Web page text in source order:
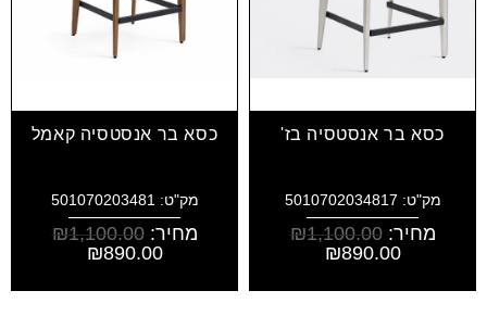
כסא בר אנסטסיה בז'
מק"ט: 5010702034817
מחיר: ₪1,100.00
₪890.00
כסא בר אנסטסיה קאמל
מק"ט: 501070203481
מחיר: ₪1,100.00
₪890.00